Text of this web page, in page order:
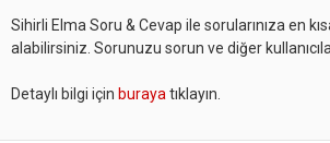
Sihirli Elma Soru & Cevap ile sorularınıza en
alabilirsiniz. Sorunuzu sorun ve diğer
Detaylı bilgi için buraya tıklayın.